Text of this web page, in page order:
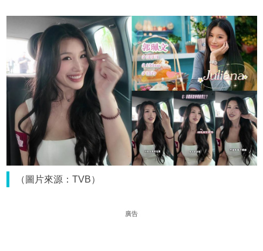
（圖片來源：TVB）
廣告